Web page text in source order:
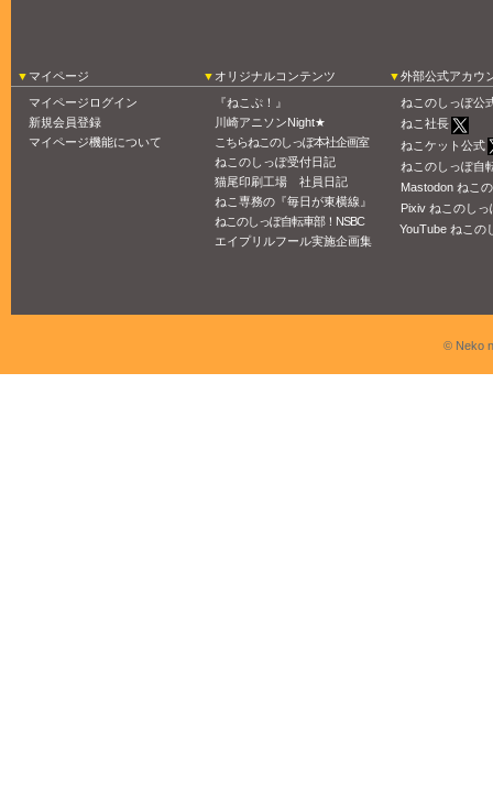
マイページ
マイページログイン
新規会員登録
マイページ機能について
オリジナルコンテンツ
『ねこぷ！』
川崎アニソンNight★
こちらねこのしっぽ本社企画室
ねこのしっぽ受付日記
猫尾印刷工場 社員日記
ねこ専務の『毎日が東横線』
ねこのしっぽ自転車部！NSBC
エイプリルフール実施企画集
外部公式アカウ
ねこのしっぽ公
ねこ社長
ねこケット公式
ねこのしっぽ自
Mastodon ねこ
Pixiv ねこのしっ
YouTube ねこの
© Neko